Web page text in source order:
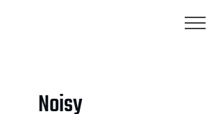
Noisy